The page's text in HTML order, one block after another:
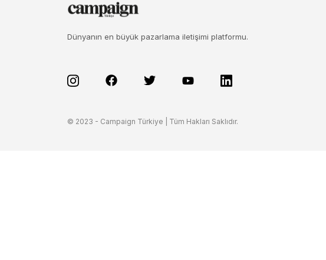
Dünyanın en büyük pazarlama iletişimi platformu.
© 2023 - Campaign Türkiye | Tüm Hakları Saklıdır.